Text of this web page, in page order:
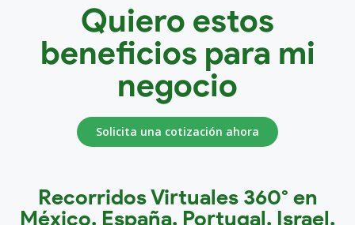
Quiero estos
beneficios para mi
negocio
Solicita una cotización ahora
Recorridos Virtuales 360° en
México, España, Portugal, Israel,